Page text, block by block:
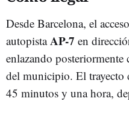
Desde Barcelona, el
autopistaAP-7 en
enlazando posteriormente
del municipio. El trayecto
45 minutos y una hora,